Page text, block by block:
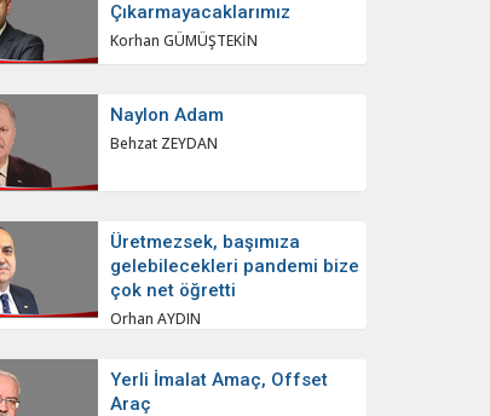
Çıkarmayacaklarımız
Korhan GÜMÜŞTEKİN
Naylon Adam
Behzat ZEYDAN
Üretmezsek, başımıza
gelebilecekleri pandemi bize
çok net öğretti
Orhan AYDIN
Yerli İmalat Amaç, Offset
Araç